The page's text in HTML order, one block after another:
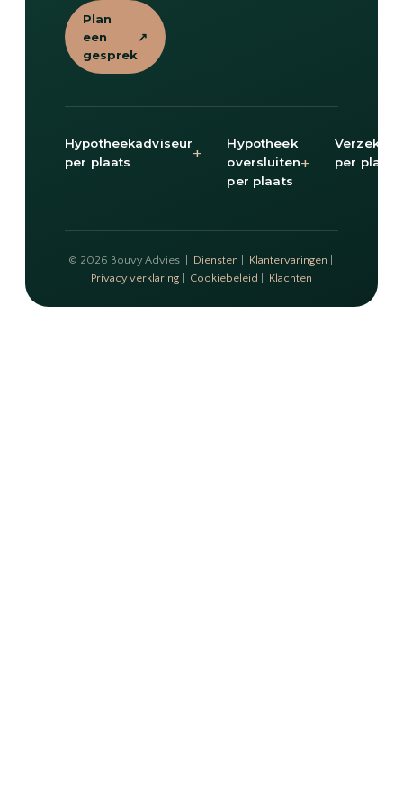
Plan
een
gesprek
↗
Hypotheekadviseur
per plaats
+
Hypotheek
oversluiten
per plaats
+
per plaats
© 2026 Bouvy Advies | Diensten Klantervaringen
Privacy verklaring
Cookiebeleid Klachten